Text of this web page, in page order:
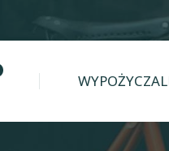
ROWERÓW
HOME
TRASY